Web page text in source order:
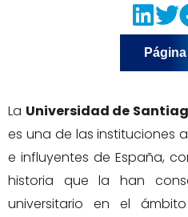
La Universidad de
es una de las instituciones
e influyentes de España,
historia que la han
universitario en el